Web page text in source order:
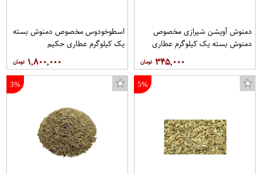
دمنوش آویشن شیرازی مخصوص
دمنوش بسته یک کیلوگرم عطاری
۳۴۵,۰۰۰
اسطوخودوس مخصوص دمنوش بسته
یک کیلوگرم عطاری حکیم
۱,۸۰۰,۰۰۰
5%
3%